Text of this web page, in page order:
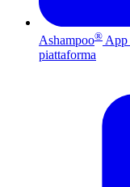
Ashampoo® App
piattaforma